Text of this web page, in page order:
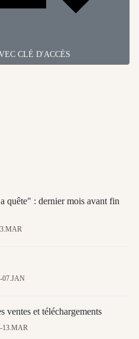
CLÉ D'ACCÈS
quête" : dernier mois avant fin
07.JAN
ventes et téléchargements
13.MAR